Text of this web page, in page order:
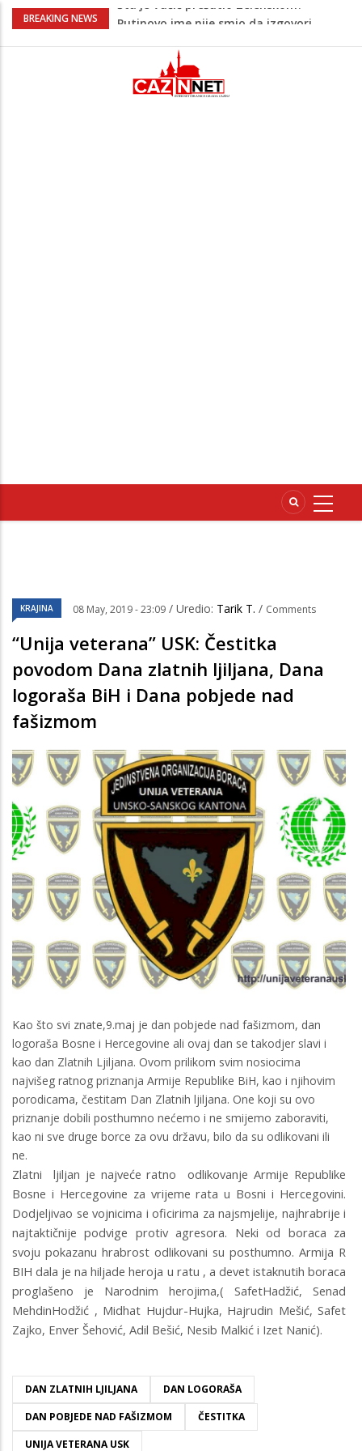
BREAKING NEWS
Šta se dešava u Europi? Dron iz
kod gasovoda
Ribari pronašli kosti na isušenom dnu
Save, podsjećaju na ljudske
KRAJINA 08 May, 2019 - 23:09 / Uredio: Tarik T. / Comments
“Unija veterana” USK: Čestitka
povodom Dana zlatnih ljiljana, Dana
logoraša BiH i Dana pobjede nad
fašizmom
Kao što svi znate,9.maj je dan pobjede nad fašizmom, dan
logoraša Bosne i Hercegovine ali ovaj dan se takodjer slavi i
kao dan Zlatnih Ljiljana. Ovom prilikom svim nosiocima
najvišeg ratnog priznanja Armije Republike BiH, kao i njihovim
porodicama, čestitam Dan Zlatnih ljiljana. One koji su ovo
priznanje dobili posthumno nećemo i ne smijemo zaboraviti,
kao ni sve druge borce za ovu državu, bilo da su odlikovani ili
ne.
Zlatni ljiljan je najveće ratno
odlikovanje Armije Republike
Bosne i Hercegovine za vrijeme rata u Bosni i Hercegovini.
Dodjeljivao se vojnicima i oficirima za najsmjelije, najhrabrije i
najtaktičnije podvige protiv agresora. Neki od boraca za
svoju pokazanu hrabrost odlikovani su posthumno. Armija R
BIH dala je na hiljade heroja u ratu , a devet istaknutih boraca
proglašeno je Narodnim herojima,( SafetHadžić, Senad
MehdinHodžić , Midhat Hujdur-Hujka, Hajrudin Mešić, Safet
Zajko, Enver Šehović, Adil Bešić, Nesib Malkić i Izet Nanić).
DAN ZLATNIH LJILJANA
DAN LOGORAŠA
DAN POBJEDE NAD FAŠIZMOM
ČESTITKA
UNIJA VETERANA USK